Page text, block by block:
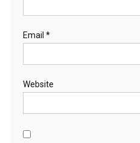
Email *
Website